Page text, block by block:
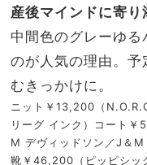
産後マインドに寄
中間色のグレーゆ
のが人気の理由。
むきっかけに。
ニット￥13,200（
リーグ インク）コート
M デヴィッドソン／J＆M
靴￥46,200（ピッピシッ